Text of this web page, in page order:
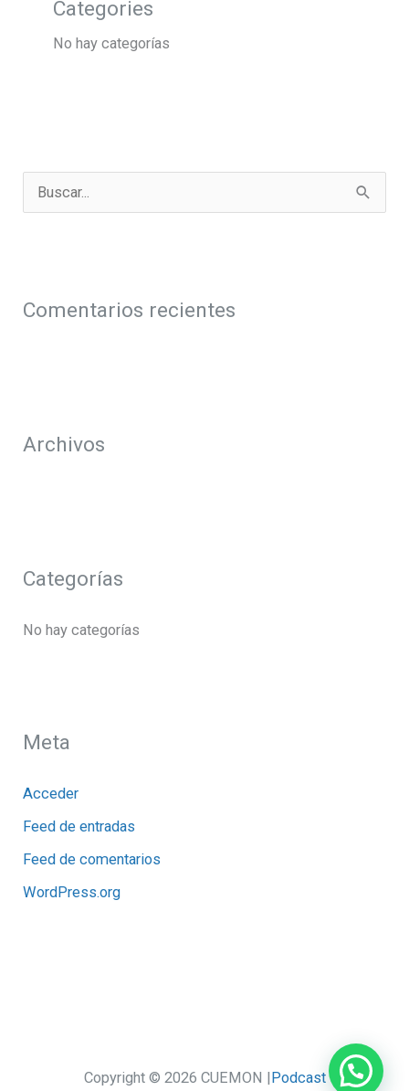
Categories
No hay categorías
u
a
:
Comentarios recientes
Archivos
Categorías
No hay categorías
Meta
Acceder
Feed de entradas
Feed de comentarios
WordPress.org
Copyright © 2026 CUEMON | Podcast